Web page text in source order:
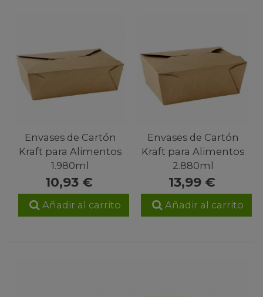
Envases de Cartón
Kraft para Alimentos
1.980ml
10,93 €
Añadir al carrito
Envases de Cartón
Kraft para Alimentos
2.880ml
13,99 €
Añadir al carrito